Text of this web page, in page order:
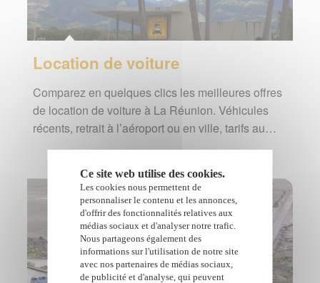
Location de voiture
Comparez en quelques clics les meilleures offres
de location de voiture à La Réunion. Véhicules
récents, retrait à l’aéroport ou en ville, tarifs au…
Ce site web utilise des cookies.
Les cookies nous permettent de
personnaliser le contenu et les annonces,
d'offrir des fonctionnalités relatives aux
médias sociaux et d'analyser notre trafic.
Nous partageons également des
informations sur l'utilisation de notre site
avec nos partenaires de médias sociaux,
de publicité et d'analyse, qui peuvent